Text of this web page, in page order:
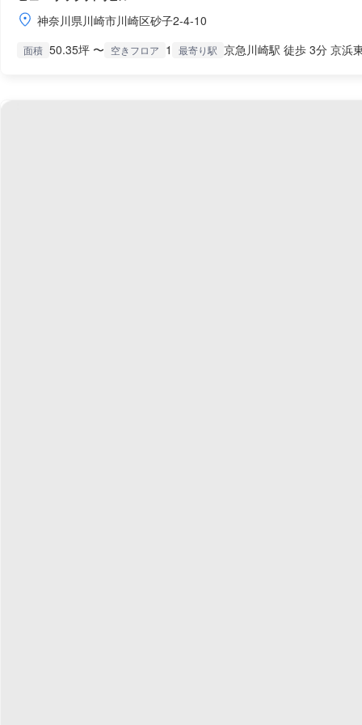
神奈川県川崎市川崎区砂子2-4-10
面積 50.35坪 〜 空きフロア 1 最寄り駅 京急川崎駅 徒歩 3分 京浜